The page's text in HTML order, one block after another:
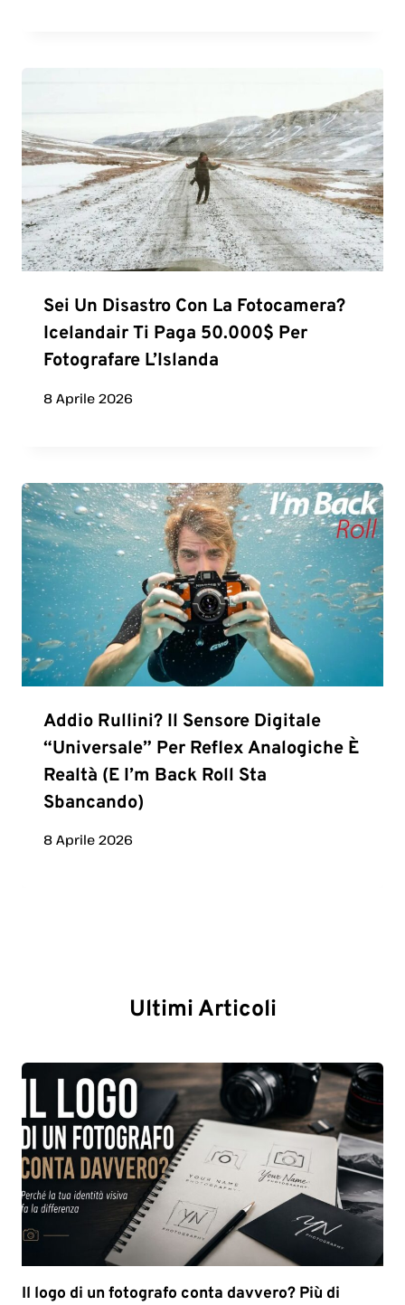
Sei Un Disastro Con La Fotocamera?
Icelandair Ti Paga 50.000$ Per
Fotografare L’Islanda
8 Aprile 2026
Addio Rullini? Il Sensore Digitale
“universale” Per Reflex Analogiche È
Realtà (e I’m Back Roll Sta
Sbancando)
8 Aprile 2026
Ultimi Articoli
Il logo di un fotografo conta davvero? Più di